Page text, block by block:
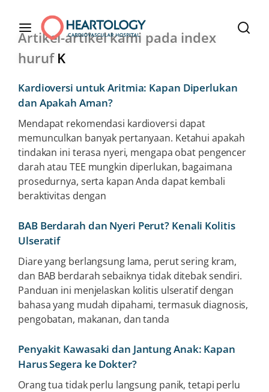
Artikel-artikel kami pada index
hurufK
Kardioversi untuk Aritmia: Kapan Diperlukan
dan Apakah Aman?
Mendapat rekomendasi kardioversi dapat
memunculkan banyak pertanyaan. Ketahui apakah
tindakan ini terasa nyeri, mengapa obat pengencer
darah atau TEE mungkin diperlukan, bagaimana
prosedurnya, serta kapan Anda dapat kembali
beraktivitas dengan
BAB Berdarah dan Nyeri Perut? Kenali Kolitis
Ulseratif
Diare yang berlangsung lama, perut sering kram,
dan BAB berdarah sebaiknya tidak ditebak sendiri.
Panduan ini menjelaskan kolitis ulseratif dengan
bahasa yang mudah dipahami, termasuk diagnosis,
pengobatan, makanan, dan tanda
Penyakit Kawasaki dan Jantung Anak: Kapan
Harus Segera ke Dokter?
Orang tua tidak perlu langsung panik, tetapi perlu